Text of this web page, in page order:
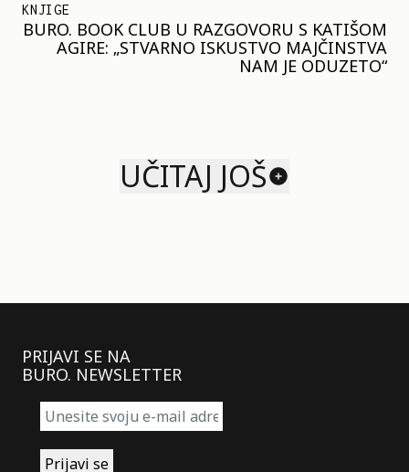
KNJIGE
BURO. BOOK CLUB U RAZGOVORU S KATIŠOM
AGIRE: „STVARNO ISKUSTVO MAJČINSTVA
NAM JE ODUZETO“
UČITAJ JOŠ
PRIJAVI SE NA
BURO. NEWSLETTER